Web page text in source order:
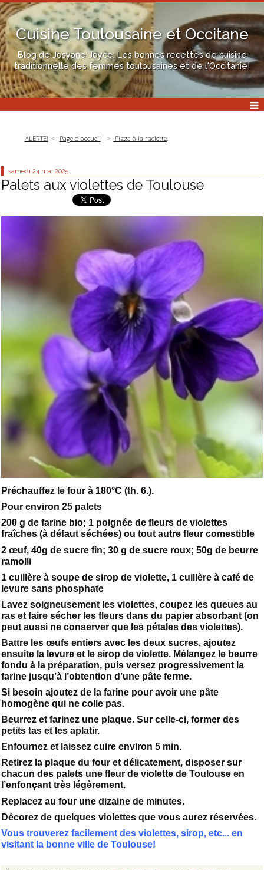
Cuisine Toulousaine et Occitane
Blog de Josyane Joyce: Les bonnes recettes de cuisine
traditionnelle des femmes toulousaines et de l'Occitanie!
ALERTE! Page d'accueil Pizza à la raclette,
samedi 24 mai 2025
Palets aux violettes de Toulouse
Préchauffez le four à 180°C (th. 6.).
Pour environ 25 palets
200 g de farine bio; 1 poignée de fleurs de violettes
fraîches (à défaut séchées) ou tout autre fleur comestible
2 œuf, 40g de sucre fin; 30 g de sucre roux; 50g de beurre
ramolli
1 cuillère à soupe de sirop de violette, 1 cuillère à café de
levure sans phosphate
Lavez soigneusement les violettes, coupez les queues au
ras et faire sécher les fleurs dans du papier absorbant (on
peut aussi ne conserver que les pétales des violettes).
Battre les œufs entiers avec les deux sucres, ajoutez
ensuite la levure et le sirop de violette. Mélangez le beurre
fondu à la préparation, puis versez progressivement la
farine jusqu’à l’obtention d’une pâte ferme.
Si besoin ajoutez de la farine pour avoir une pâte
homogène qui ne colle pas.
Beurrez et farinez une plaque. Sur celle-ci, former des
petits tas et les aplatir.
Enfournez et laissez cuire environ 5 min.
Retirez la plaque du four et délicatement, disposer sur
chacun des palets une fleur de violette de Toulouse en
l’enfonçant très légèrement.
Replacez au four une dizaine de minutes.
Décorez de quelques violettes que vous aurez réservées.
Vous trouverez facilement des violettes, sirop, etc... en
visitant la bonne ville de Toulouse!